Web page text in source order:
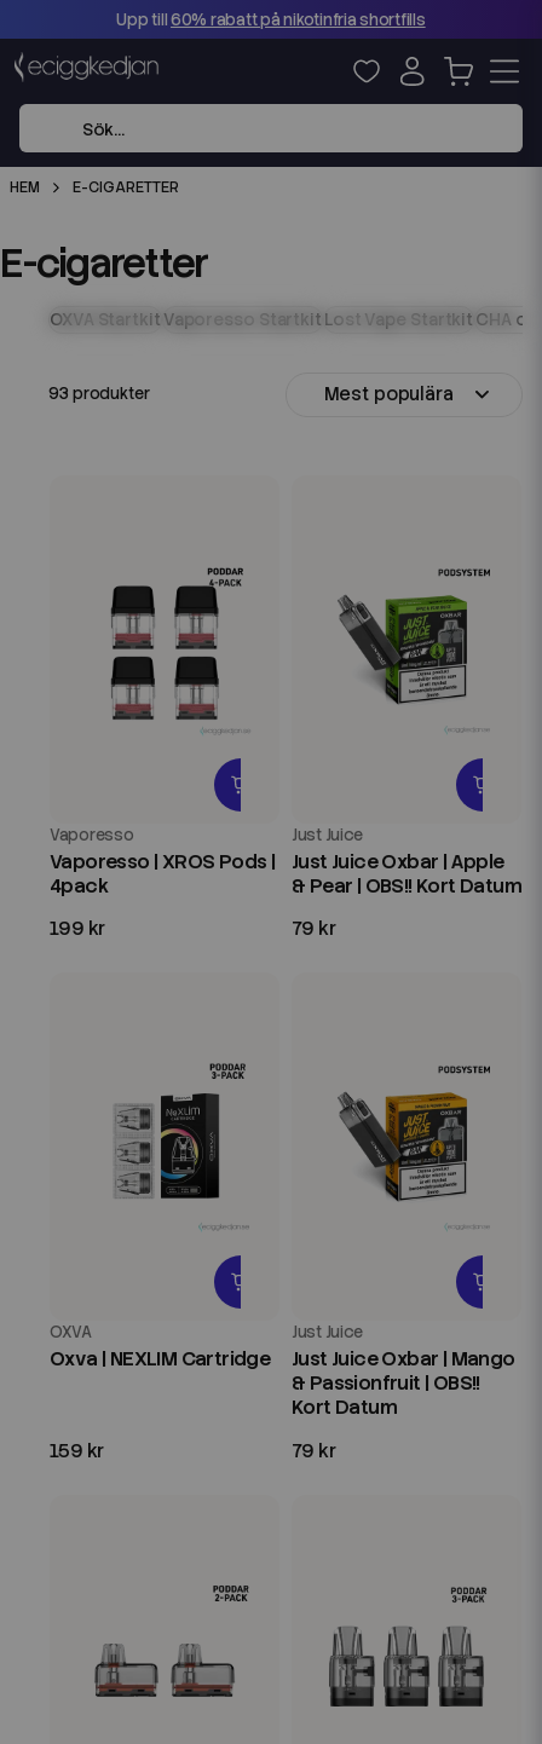
Upp till60% rabatt på nikotinfria shortfills
HEM E-CIGARETTER
E-cigaretter
OXVA Startkit Vaporesso Startkit Lost Vape Startkit CHA of
93 produkter Mest populära
Vaporesso
Vaporesso | XROS Pods |
4pack
199 kr
Just Juice
Just Juice Oxbar | Apple
& Pear | OBS!! Kort Datum
79 kr
OXVA
Oxva | NEXLIM Cartridge
159 kr
Just Juice
Just Juice Oxbar | Mango
& Passionfruit | OBS!!
Kort Datum
79 kr